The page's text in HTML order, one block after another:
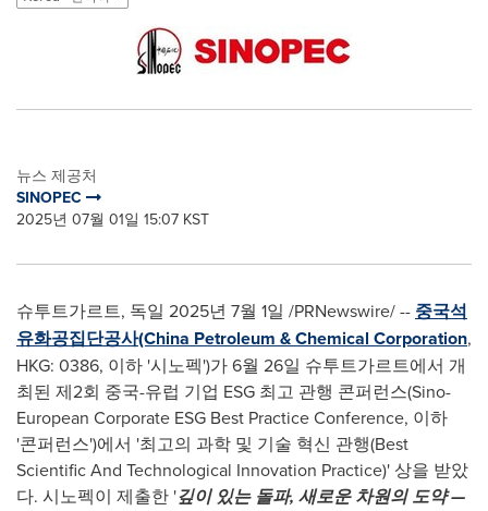
뉴스 제공처
SINOPEC
2025년 07월 01일 15:07 KST
슈투트가르트, 독일 2025년 7월 1일 /PRNewswire/ -- 중국석
유화공집단공사(China Petroleum & Chemical Corporation,
HKG: 0386, 이하 '시노펙')가 6월 26일 슈투트가르트에서 개
최된 제2회 중국-유럽 기업 ESG 최고 관행 콘퍼런스(Sino-
European Corporate ESG Best Practice Conference, 이하
'콘퍼런스')에서 '최고의 과학 및 기술 혁신 관행(Best
Scientific And Technological Innovation Practice)' 상을 받았
다. 시노펙이 제출한 '깊이 있는 돌파, 새로운 차원의 도약 —